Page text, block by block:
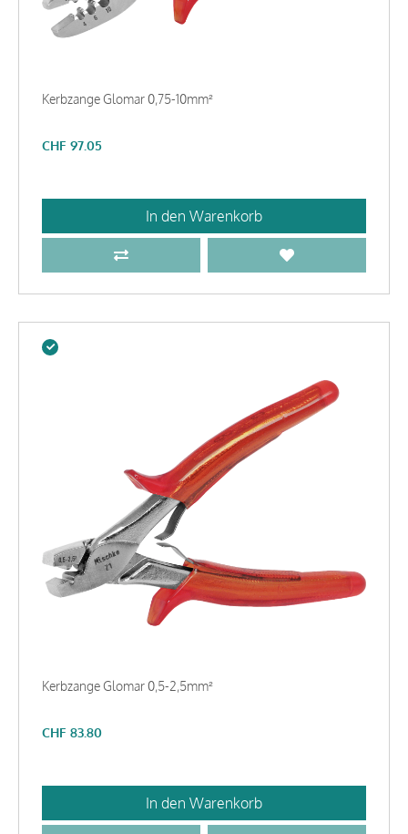
Kerbzange Glomar 0,75-10mm²
CHF 97.05
In den Warenkorb
Kerbzange Glomar 0,5-2,5mm²
CHF 83.80
In den Warenkorb